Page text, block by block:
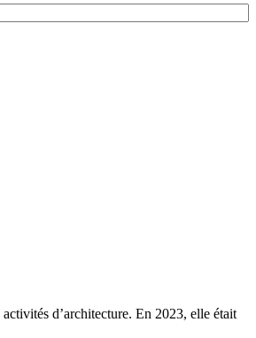
activités d’architecture. En 2023, elle était